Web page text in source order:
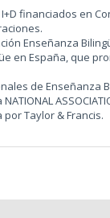
financiados en
Enseñanza
en España, que
de Enseñanza
Taylor & Francis.